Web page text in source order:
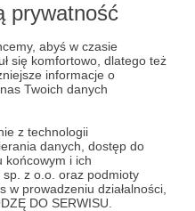
prywatność
abyś w czasie
się komfortowo, dlatego też
informacje o
Twoich danych
z technologii
danych, dostęp do
końcowym i ich
z o.o. oraz podmioty
prowadzeniu działalności,
DO SERWISU.
dla Patronów
być zalogowany
się